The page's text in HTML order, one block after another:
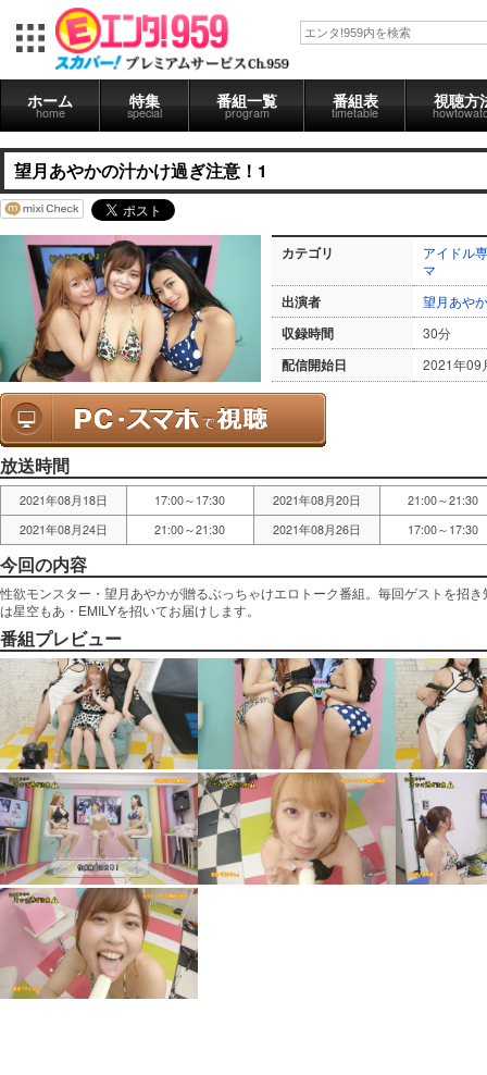
ホーム
home
特集
special
番組一覧
program
番組表
timetable
視聴方
望月あやかの汁かけ過ぎ注意！1
カテゴリ
アイドル
マ
出演者 望月あやか
収録時間 30分
配信開始日 2021年09
放送時間
2021年08月18日 17:00～17:30 2021年08月20日
21:00～21:30
2021年08月24日
21:00～21:30 2021年08月26日 17:00～17:30
今回の内容
性欲モンスター・望月あやかが贈るぶっちゃけエロトーク番組。毎回ゲストを招
は星空もあ・EMILYを招いてお届けします。
番組プレビュー